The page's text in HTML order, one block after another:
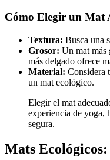
Cómo Elegir un Mat
Textura: Busca una
Grosor: Un mat más
más delgado ofrece
Material: Considera
un mat ecológico.
Elegir el mat
experiencia de yoga,
segura.
Mats